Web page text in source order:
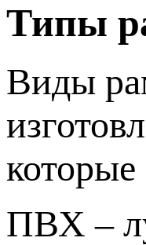
Типы
Виды
которые
ПВХ –